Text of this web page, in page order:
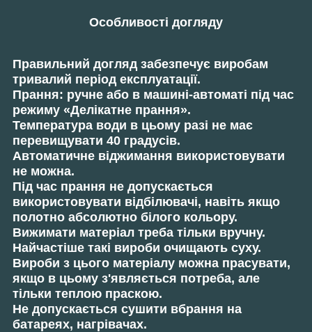
Особливості догляду
Правильний догляд забезпечує виробам
тривалий період експлуатації.
Прання: ручне або в машині-автоматі під час
режиму «Делікатне прання».
Температура води в цьому разі не має
перевищувати 40 градусів.
Автоматичне віджимання використовувати
не можна.
Під час прання не допускається
використовувати відбілювачі, навіть якщо
полотно абсолютно білого кольору.
Вижимати матеріал треба тільки вручну.
Найчастіше такі вироби очищають суху.
Вироби з цього матеріалу можна прасувати,
якщо в цьому з'являється потреба, але
тільки теплою праскою.
Не допускається сушити вбрання на
батареях, нагрівачах.